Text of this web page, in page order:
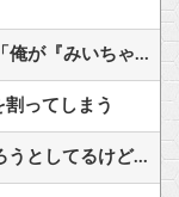
【悲報】ヤマカン、首を突っ込んでくる「俺が『みいちゃんと山田さん』のアニメ監督やりますよ？」
ってしまう
『ゼルダの伝説BotW』が出て10年になろうとしてるけどまだ越えたゲーム出てない